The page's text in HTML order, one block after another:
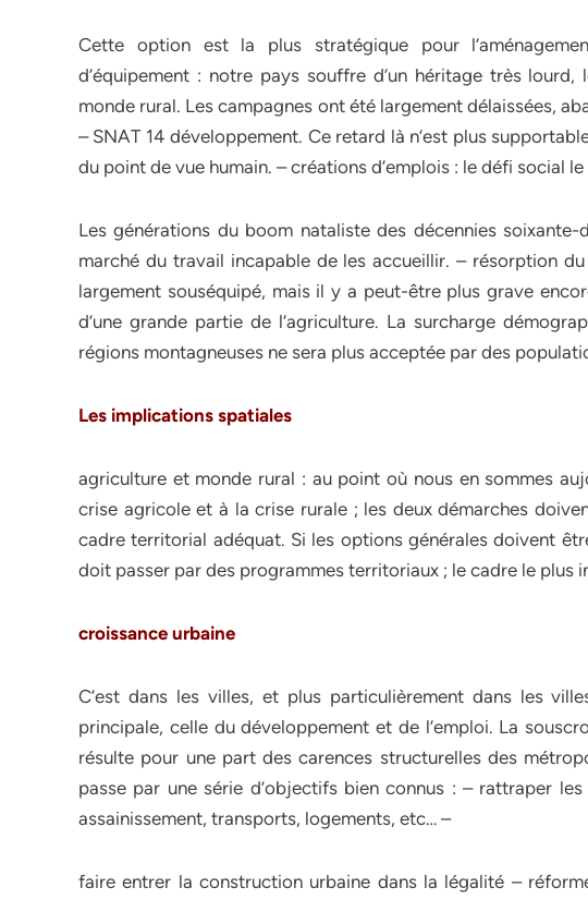
Cette option est la plus stratégique pour
d’équipement : notre pays souffre d’un héritage très
monde rural. Les campagnes ont été largement délaissées,
– SNAT 14 développement. Ce retard là n’est plus
du point de vue humain. – créations d’emplois : le défi social
Les générations du boom nataliste des décennies
marché du travail incapable de les accueillir. – résorption
largement souséquipé, mais il y a peut-être plus grave
d’une grande partie de l’agriculture. La surcharge
régions montagneuses ne sera plus acceptée par des
Les implications spatiales
agriculture et monde rural : au point où nous en sommes
crise agricole et à la crise rurale ; les deux démarches
cadre territorial adéquat. Si les options générales doivent
doit passer par des programmes territoriaux ; le cadre le plus
croissance urbaine
C’est dans les villes, et plus particulièrement dans les
principale, celle du développement et de l’emploi. La
résulte pour une part des carences structurelles des
passe par une série d’objectifs bien connus : – rattraper
assainissement, transports, logements, etc… –
faire entrer la construction urbaine dans la légalité –